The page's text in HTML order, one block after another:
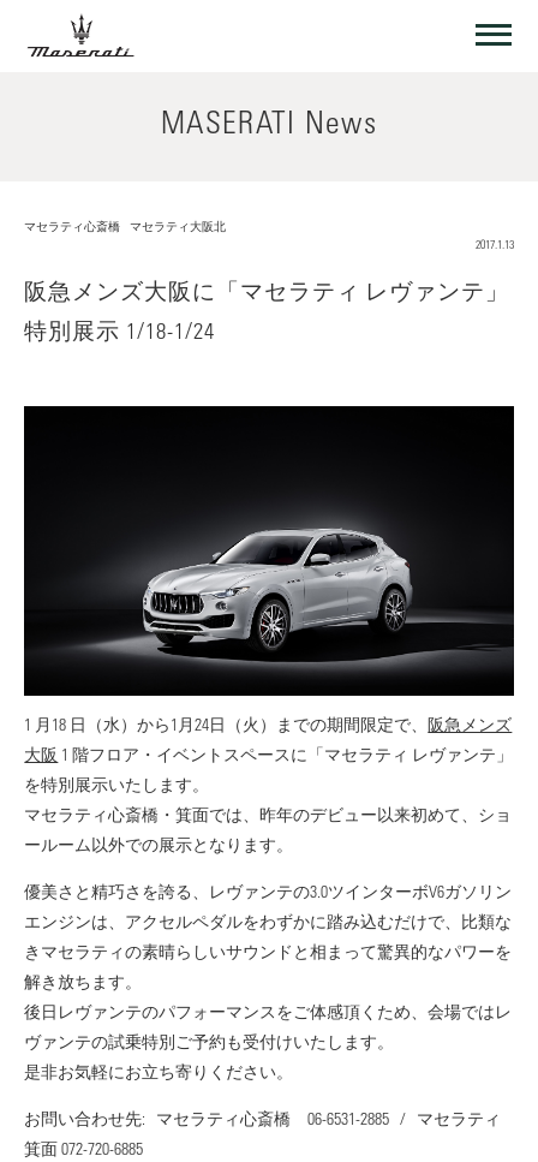
MASERATI News
マセラティ心斎橋
マセラティ大阪北
2017.1.13
阪急メンズ大阪に「マセラティ レヴァンテ」
特別展示 1/18-1/24
1 月18 日（水）から1月24日（火）までの期間限定で、
阪急メンズ
大阪 1 階フロア・イベントスペースに「マセラティ レヴァンテ」
を特別展示いたします。
マセラティ心斎橋・箕面では、昨年のデビュー以来初めて、ショ
ールーム以外での展示となります。
優美さと精巧さを誇る、レヴァンテの3.0ツインターボV6ガソリン
エンジンは、アクセルペダルをわずかに踏み込むだけで、比類な
きマセラティの素晴らしいサウンドと相まって驚異的なパワーを
解き放ちます。
後日レヴァンテのパフォーマンスをご体感頂くため、会場ではレ
ヴァンテの試乗特別ご予約も受付けいたします。
是非お気軽にお立ち寄りください。
お問い合わせ先: マセラティ心斎橋 06-6531-2885 / マセラティ
箕面 072-720-6885